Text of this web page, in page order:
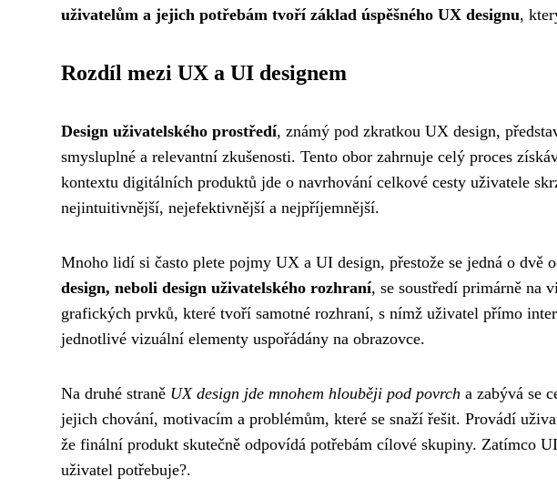
uživatelům a jejich potřebám tvoří základ úspěšného UX designu,
Rozdíl mezi UX a UI designem
Design uživatelského prostředí, známý pod zkratkou UX design,
smysluplné a relevantní zkušenosti. Tento obor zahrnuje celý proces
kontextu digitálních produktů jde o navrhování celkové cesty uživatele
nejintuitivnější, nejefektivnější a nejpříjemnější.
Mnoho lidí si často plete pojmy UX a UI design, přestože se jedná o
design, neboli design uživatelského rozhraní, se soustředí primárně na
grafických prvků, které tvoří samotné rozhraní, s nímž uživatel přímo
jednotlivé vizuální elementy uspořádány na obrazovce.
Na druhé straně UX design jde mnohem hlouběji pod povrch a zabývá se
jejich chování, motivacím a problémům, které se snaží řešit. Provádí
že finální produkt skutečně odpovídá potřebám cílové skupiny. Zatímco
uživatel potřebuje?.